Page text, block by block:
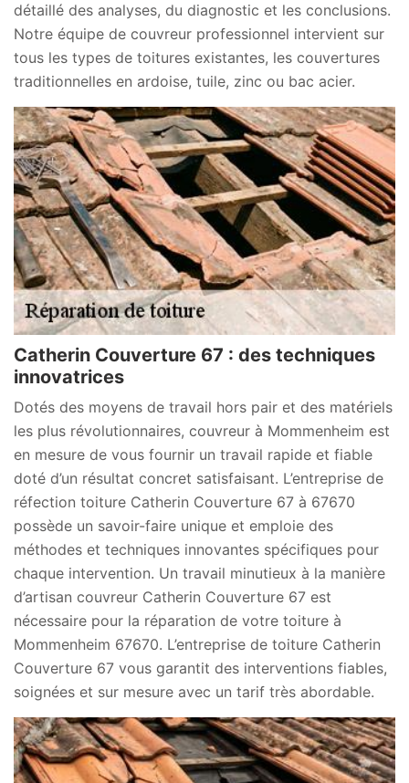
détaillé des analyses, du diagnostic et les conclusions.
Notre équipe de couvreur professionnel intervient sur
tous les types de toitures existantes, les couvertures
traditionnelles en ardoise, tuile, zinc ou bac acier.
Catherin Couverture 67 : des techniques
innovatrices
Dotés des moyens de travail hors pair et des matériels
les plus révolutionnaires, couvreur à Mommenheim est
en mesure de vous fournir un travail rapide et fiable
doté d’un résultat concret satisfaisant. L’entreprise de
réfection toiture Catherin Couverture 67 à 67670
possède un savoir-faire unique et emploie des
méthodes et techniques innovantes spécifiques pour
chaque intervention. Un travail minutieux à la manière
d’artisan couvreur Catherin Couverture 67 est
nécessaire pour la réparation de votre toiture à
Mommenheim 67670. L’entreprise de toiture Catherin
Couverture 67 vous garantit des interventions fiables,
soignées et sur mesure avec un tarif très abordable.